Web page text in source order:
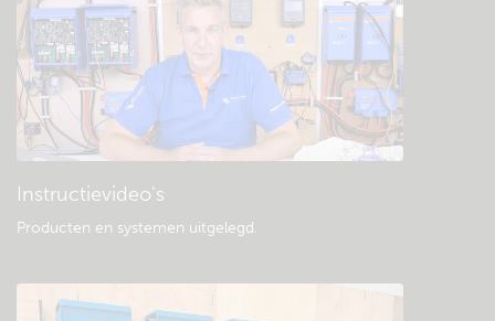
Instructievideo's
Producten en systemen uitgelegd.